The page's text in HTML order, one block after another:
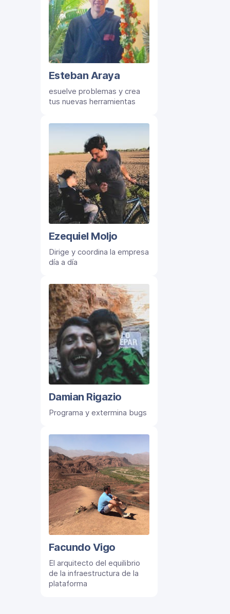
Esteban Araya
esuelve problemas y crea
tus nuevas herramientas
Ezequiel Moljo
Dirige y coordina la empresa
día a día
Damian Rigazio
Programa y extermina bugs
Facundo Vigo
El arquitecto del equilibrio
de la infraestructura de la
plataforma